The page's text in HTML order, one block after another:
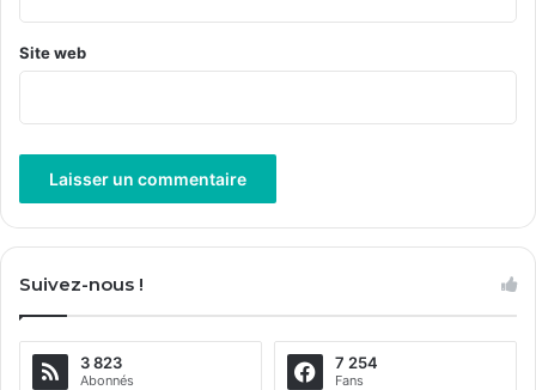
Site web
tSuivez-nous !
3 823
Abonnés
7 254
Fans